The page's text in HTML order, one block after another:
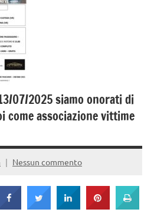
07/2025 siamo onorati di
come associazione vittime
Nessun commento